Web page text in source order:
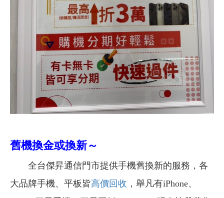
舊機換金或換新～
全台傑昇通信門市提供手機舊換新的服務，各
大品牌手機、平板皆高價回收 ，舉凡有iPhone、